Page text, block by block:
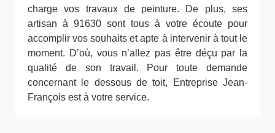
charge vos travaux de peinture. De plus, ses
artisan à 91630 sont tous à votre écoute pour
accomplir vos souhaits et apte à intervenir à tout le
moment. D’où, vous n’allez pas être déçu par la
qualité de son travail. Pour toute demande
concernant le dessous de toit, Entreprise Jean-
François est à votre service.